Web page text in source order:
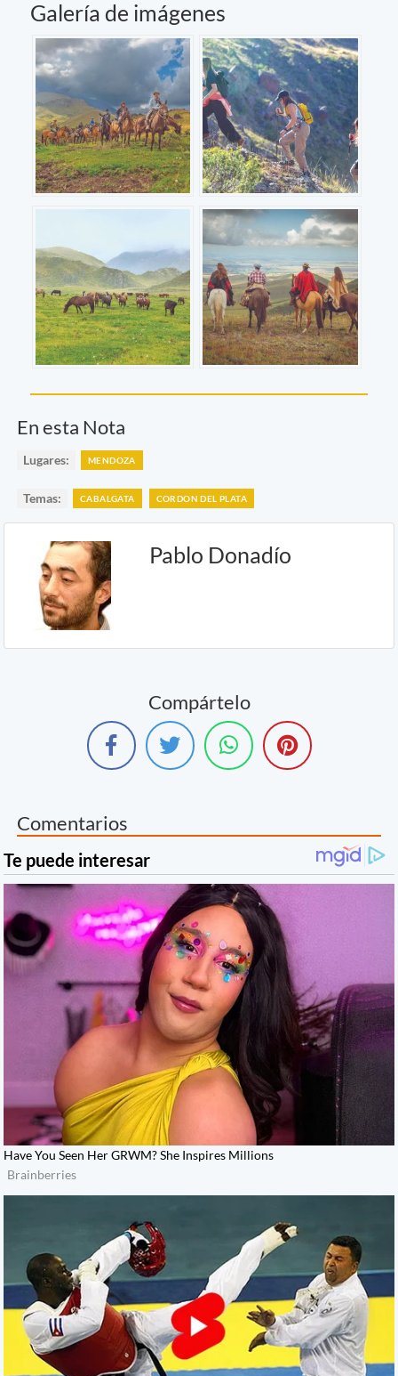
Galería de imágenes
En esta Nota
Lugares: MENDOZA
Temas: CABALGATA CORDON DEL PLATA
Pablo Donadío
Compártelo
Comentarios